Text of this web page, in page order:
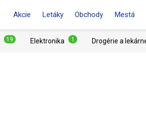
Akcie Letáky Obchody Mestá
19 Elektronika 1 Drogérie a